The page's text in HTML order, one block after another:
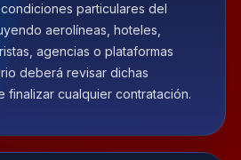
particulares del
aerolíneas, hoteles,
agencias o plataformas
deberá revisar dichas
finalizar cualquier contratación.